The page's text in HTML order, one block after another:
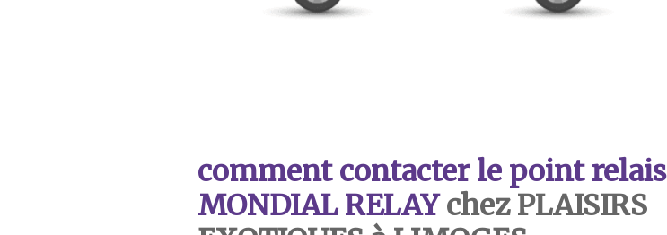
comment contacter le point relais
MONDIAL RELAYchez PLAISIRS